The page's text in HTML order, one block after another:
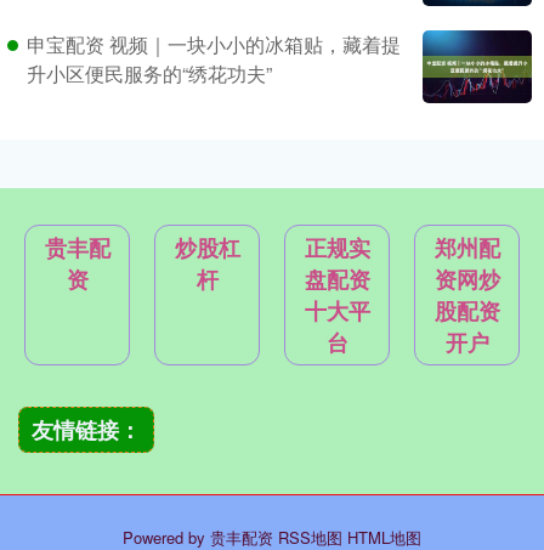
申宝配资 视频｜一块小小的冰箱贴，藏着提
升小区便民服务的“绣花功夫”
贵丰配
资
炒股杠
杆
正规实
盘配资
十大平
台
郑州配
资网炒
股配资
开户
友情链接：
Powered by 贵丰配资 RSS地图 HTML地图